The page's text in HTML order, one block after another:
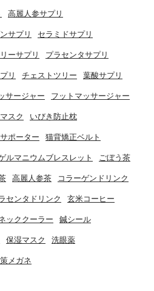
高麗人参サプリ
サプリ セラミドサプリ
ーサプリ プラセンタサプリ
リ チェストツリー 葉酸サプリ
サージャー フットマッサージャー
スク いびき防止枕
ポーター 猫背矯正ベルト
ルマニウムブレスレット ごぼう茶
高麗人参茶 コラーゲンドリンク
センタドリンク 玄米コーヒー
ッククーラー 鍼シール
保湿マスク 洗眼薬
メガネ